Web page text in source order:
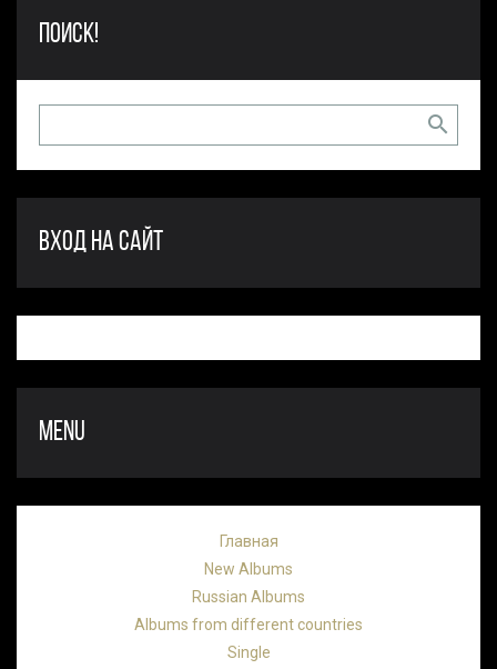
ПОИСК!
ВХОД НА САЙТ
MENU
Главная
New Albums
Russian Albums
Albums from different countries
Single